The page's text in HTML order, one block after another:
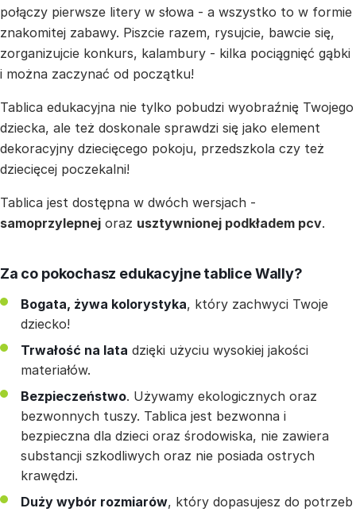
połączy pierwsze litery w słowa - a wszystko to w formie
znakomitej zabawy. Piszcie razem, rysujcie, bawcie się,
zorganizujcie konkurs, kalambury - kilka pociągnięć gąbki
i można zaczynać od początku!
Tablica edukacyjna nie tylko pobudzi wyobraźnię Twojego
dziecka, ale też doskonale sprawdzi się jako element
dekoracyjny dziecięcego pokoju, przedszkola czy też
dziecięcej poczekalni!
Tablica jest dostępna w dwóch wersjach -
samoprzylepnej oraz usztywnionej podkładem pcv.
Za co pokochasz edukacyjne tablice Wally?
Bogata, żywa kolorystyka, który zachwyci Twoje
dziecko!
Trwałość na lata dzięki użyciu wysokiej jakości
materiałów.
Bezpieczeństwo. Używamy ekologicznych oraz
bezwonnych tuszy. Tablica jest bezwonna i
bezpieczna dla dzieci oraz środowiska, nie zawiera
substancji szkodliwych oraz nie posiada ostrych
krawędzi.
Duży wybór rozmiarów, który dopasujesz do potrzeb